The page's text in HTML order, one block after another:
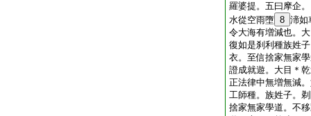
羅婆提。五曰摩企
水從空雨墮 8 渧如
令大海有増減也。
復如是刹利種族姓
衣。至信捨家無家
證成就遊。大目＊
正法律中無増無減
工師種。族姓子。
捨家無家學道。不